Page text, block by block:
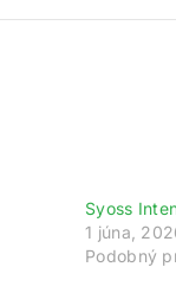
Syoss
1 júna,
Podobný